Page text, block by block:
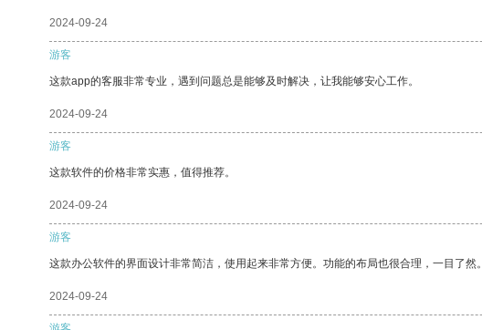
2024-09-24
游客
这款app的客服非常专业，遇到问题总是能够及时解决，让我能够安心工作。
2024-09-24
游客
这款软件的价格非常实惠，值得推荐。
2024-09-24
游客
这款办公软件的界面设计非常简洁，使用起来非常方便。功能的布局也很合理，一目了然。
2024-09-24